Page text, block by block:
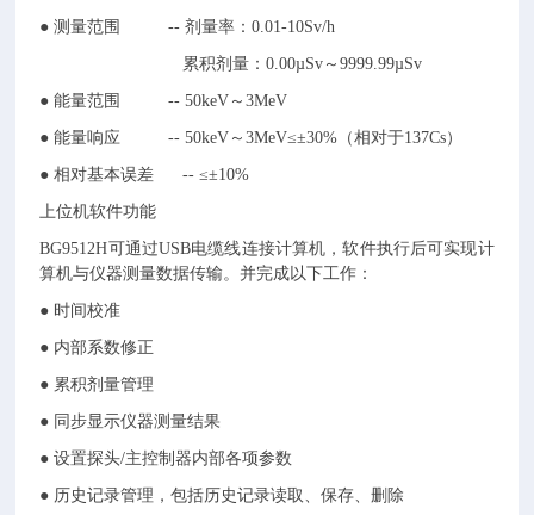
● 测量范围 -- 剂量率：0.01-10Sv/h
累积剂量：0.00µSv～9999.99µSv
● 能量范围 -- 50keV～3MeV
● 能量响应 -- 50keV～3MeV≤±30%（相对于137Cs）
● 相对基本误差 -- ≤±10%
上位机软件功能
BG9512H可通过USB电缆线连接计算机，软件执行后可实现计
算机与仪器测量数据传输。并完成以下工作：
● 时间校准
● 内部系数修正
● 累积剂量管理
● 同步显示仪器测量结果
● 设置探头/主控制器内部各项参数
● 历史记录管理，包括历史记录读取、保存、删除